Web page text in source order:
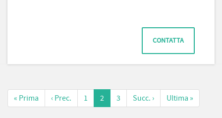
CONTATTA
« Prima ‹ Prec. 1 2 3 Succ. › Ultima »